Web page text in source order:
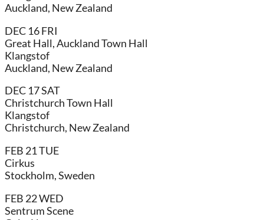
Auckland, New Zealand
DEC 16 FRI
Great Hall, Auckland Town Hall
Klangstof
Auckland, New Zealand
DEC 17 SAT
Christchurch Town Hall
Klangstof
Christchurch, New Zealand
FEB 21 TUE
Cirkus
Stockholm, Sweden
FEB 22 WED
Sentrum Scene